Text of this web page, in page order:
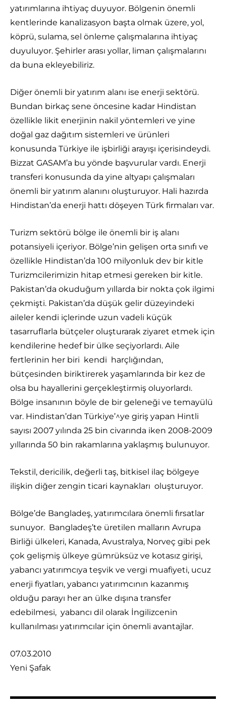
yatırımlarına ihtiyaç duyuyor. Bölgenin önemli
kentlerinde kanalizasyon başta olmak üzere, yol,
köprü, sulama, sel önleme çalışmalarına ihtiyaç
duyuluyor. Şehirler arası yollar, liman çalışmalarını
da buna ekleyebiliriz.
Diğer önemli bir yatırım alanı ise enerji sektörü.
Bundan birkaç sene öncesine kadar Hindistan
özellikle likit enerjinin nakil yöntemleri ve yine
doğal gaz dağıtım sistemleri ve ürünleri
konusunda Türkiye ile işbirliği arayışı içerisindeydi.
Bizzat GASAM’a bu yönde başvurular vardı. Enerji
transferi konusunda da yine altyapı çalışmaları
önemli bir yatırım alanını oluşturuyor. Hali hazırda
Hindistan’da enerji hattı döşeyen Türk firmaları var.
Turizm sektörü bölge ile önemli bir iş alanı
potansiyeli içeriyor. Bölge’nin gelişen orta sınıfı ve
özellikle Hindistan’da 100 milyonluk dev bir kitle
Turizmcilerimizin hitap etmesi gereken bir kitle.
Pakistan’da okuduğum yıllarda bir nokta çok ilgimi
çekmişti. Pakistan’da düşük gelir düzeyindeki
aileler kendi içlerinde uzun vadeli küçük
tasarruflarla bütçeler oluşturarak ziyaret etmek için
kendilerine hedef bir ülke seçiyorlardı. Aile
fertlerinin her biri kendi harçlığından,
bütçesinden biriktirerek yaşamlarında bir kez de
olsa bu hayallerini gerçekleştirmiş oluyorlardı.
Bölge insanının böyle de bir geleneği ve temayülü
var. Hindistan’dan Türkiye’^ye giriş yapan Hintli
sayısı 2007 yılında 25 bin civarında iken 2008-2009
yıllarında 50 bin rakamlarına yaklaşmış bulunuyor.
Tekstil, dericilik, değerli taş, bitkisel ilaç bölgeye
ilişkin diğer zengin ticari kaynakları oluşturuyor.
Bölge’de Bangladeş, yatırımcılara önemli fırsatlar
sunuyor. Bangladeş’te üretilen malların Avrupa
Birliği ülkeleri, Kanada, Avustralya, Norveç gibi pek
çok gelişmiş ülkeye gümrüksüz ve kotasız girişi,
yabancı yatırımcıya teşvik ve vergi muafiyeti, ucuz
enerji fiyatları, yabancı yatırımcının kazanmış
olduğu parayı her an ülke dışına transfer
edebilmesi, yabancı dil olarak İngilizcenin
kullanılması yatırımcılar için önemli avantajlar.
07.03.2010
Yeni Şafak